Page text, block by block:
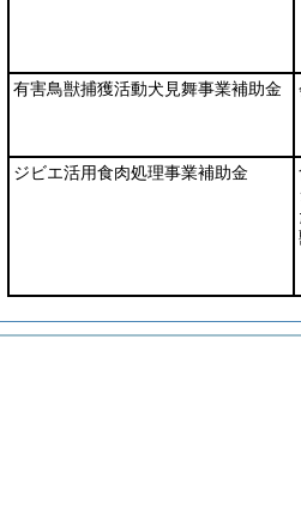
有害鳥獣捕獲活動犬見舞事業補助金
ジビエ活用食肉処理事業補助金